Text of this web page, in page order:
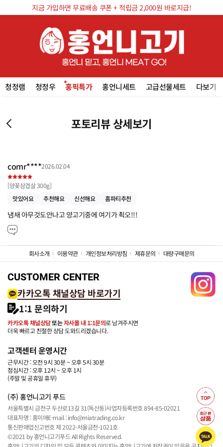
지금 가입하면 무료배송 쿠폰 + 적립금 2,000원 바로지급!
청정램 청정우 홍픽특가 홍언니세트 고급선물세트 다보기
포토리뷰 상세보기
comr****2026.02.04
[양꽃삼겹살 300g]
맛있어요
추천해요 신선해요 홈파티추천
냄새 아무것도안나고 양고기중에 여기가 쵝오!!!
회사소개 이용약관 개인정보처리방침 제휴문의 대량구매문의
CUSTOMER CENTER
카카오톡 채널상담 바로가기
1:1 문의하기
카카오톡 채널상담또는자사몰 내 1:1문의로 남겨주시면
더욱 빠르고 친절한 상담 도와드리겠습니다.
고객센터 운영시간
근무시간 : 오전 9시 30분 ~ 오후 5시 30분
점심시간 : 오후 12시 ~ 오후 1시
(주말 및 공휴일 휴무)
(주) 홍언니고기 푸드
서울특별시 금천구 두산로13길 31(독산동)사업자등록번호 894-85-02021
대표자명 : 홍미애E-mail : info@miatrading.co.kr
통신판매업신고번호 제 2022-서울금천-1021호
©2021 by 홍언니고기푸드 All Rights Reserved.